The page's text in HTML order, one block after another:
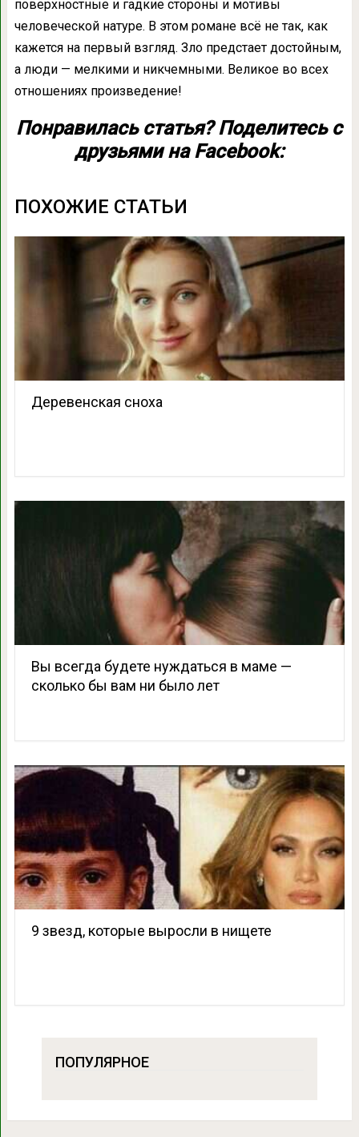
поверхностные и гадкие стороны и мотивы
человеческой натуре. В этом романе всё не так, как
кажется на первый взгляд. Зло предстает достойным,
а люди — мелкими и никчемными. Великое во всех
отношениях произведение!
Понравилась статья? Поделитесь с
друзьями на Facebook:
ПОХОЖИЕ СТАТЬИ
Деревенская сноха
Вы всегда будете нуждаться в маме —
сколько бы вам ни было лет
9 звезд, которые выросли в нищете
ПОПУЛЯРНОЕ